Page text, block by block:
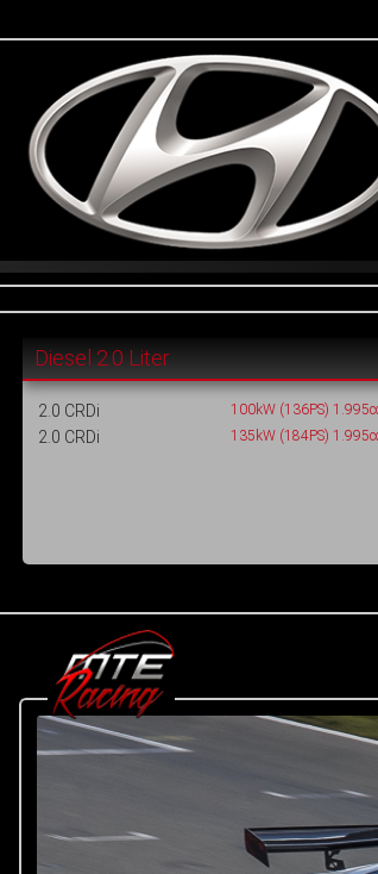
Diesel 2.0 Liter
2.0 CRDi 100kW (136PS)
2.0 CRDi 135kW (184PS)